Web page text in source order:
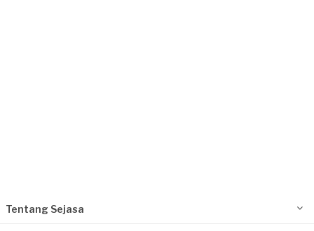
Tentang Sejasa